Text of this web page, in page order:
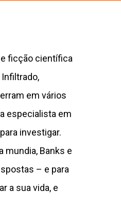
ficção científica
em vários
especialista em
investigar.
mundia, Banks e
– e para
a sua vida, e